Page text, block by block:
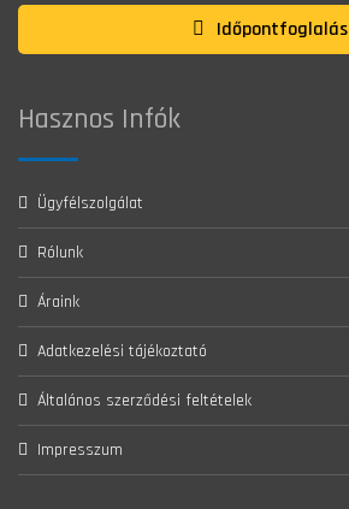
Időpontfoglalás
Hasznos Infók
Ügyfélszolgálat
Rólunk
Áraink
Adatkezelési tájékoztató
Általános szerződési feltételek
Impresszum